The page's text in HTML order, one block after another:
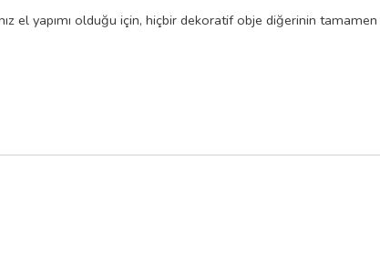
el yapımı olduğu için, hiçbir dekoratif obje diğerinin